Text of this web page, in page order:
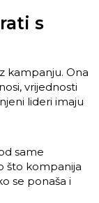
s
kampanju. Ona
vrijednosti
lideri imaju
same
što kompanija
se ponaša i